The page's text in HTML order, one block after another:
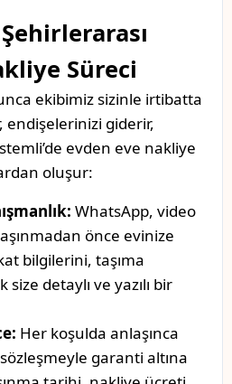
Süreci
ekibimiz sizinle irtibatta
endişelerinizi giderir,
evden eve nakliye
oluşur:
WhatsApp, video
önce evinize
bilgilerini, taşıma
detaylı ve yazılı bir
Her koşulda anlaşınca
sözleşmeyle garanti altına